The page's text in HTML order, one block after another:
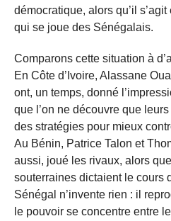
démocratique, alors qu’il
qui se joue des Sénégalais.
Comparons cette situation à
En Côte d’Ivoire, Alassane
ont, un temps, donné
que l’on ne découvre que
des stratégies pour mieux
Au Bénin, Patrice Talon et
aussi, joué les rivaux, alors
souterraines dictaient le cours
Sénégal n’invente rien : il
le pouvoir se concentre entre